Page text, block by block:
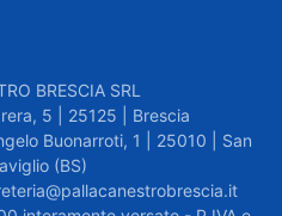
BRESCIA SRL
5 | 25125 | Brescia
Buonarroti, 1 | 25010 | San
(BS)